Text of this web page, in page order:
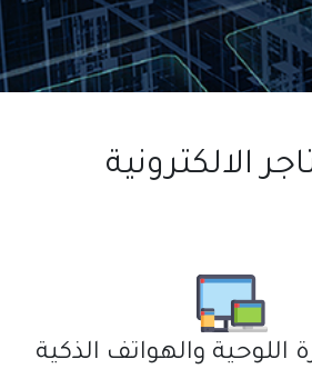
الالكترونية
اللوحية والهواتف الذكية